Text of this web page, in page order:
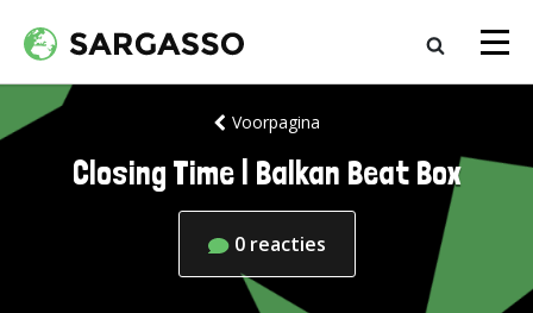
Voorpagina
Closing Time | Balkan Beat Box
0 reacties